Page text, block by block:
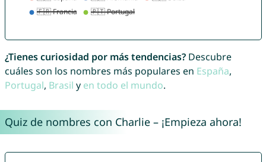
¿Tienes curiosidad por más tendencias?Descubre
cuáles son los nombres más populares en España,
Portugal, Brasil y en todo el mundo.
Quiz de nombres con Charlie – ¡Empieza ahora!